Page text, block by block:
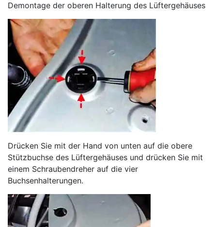
Demontage der oberen Halterung des Lüftergehäuses
Drücken Sie mit der Hand von unten auf die obere
Stützbuchse des Lüftergehäuses und drücken Sie mit
einem Schraubendreher auf die vier
Buchsenhalterungen.